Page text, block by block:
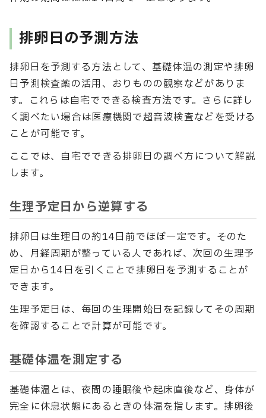
排卵日の予測方法
排卵日を予測する方法として、基礎体温の測定や排卵
日予測検査薬の活用、おりものの観察などがありま
す。これらは自宅でできる検査方法です。さらに詳し
く調べたい場合は医療機関で超音波検査などを受ける
ことが可能です。
ここでは、自宅でできる排卵日の調べ方について解説
します。
生理予定日から逆算する
排卵日は生理日の約14日前でほぼ一定です。そのた
め、月経周期が整っている人であれば、次回の生理予
定日から14日を引くことで排卵日を予測することが
できます。
生理予定日は、毎回の生理開始日を記録してその周期
を確認することで計算が可能です。
基礎体温を測定する
基礎体温とは、夜間の睡眠後や起床直後など、身体が
完全に休息状態にあるときの体温を指します。排卵後